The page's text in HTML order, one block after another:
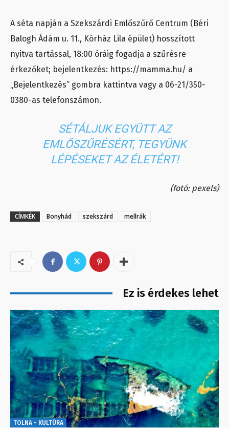
A séta napján a Szekszárdi Emlőszűrő Centrum (Béri
Balogh Ádám u. 11., Kórház Lila épület) hosszított
nyitva tartással, 18:00 óráig fogadja a szűrésre
érkezőket; bejelentkezés: https://mamma.hu/ a
„Bejelentkezés” gombra kattintva vagy a 06-21/350-
0380-as telefonszámon.
SÉTÁLJUK EGYÜTT AZ
EMLŐSZŰRÉSÉRT, TEGYÜNK
LÉPÉSEKET AZ ÉLETÉRT!
(fotó: pexels)
CÍMKÉK Bonyhád szekszárd mellrák
Ez is érdekes lehet
TOLNA - KULTÚRA